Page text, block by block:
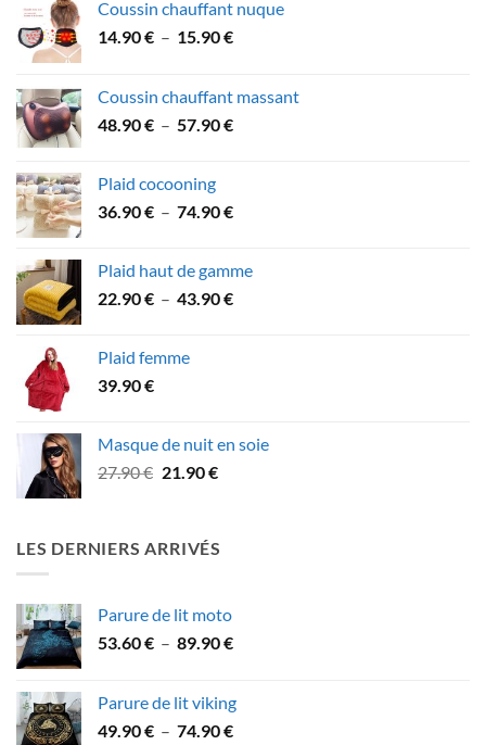
Coussin chauffant nuque
14.90€ – 15.90€Plage
14.90 €
à
Coussin chauffant massant
48.90€ – 57.90€Plage
à
Plaid cocooning
36.90€ – 74.90€Plage
36.90 €
à
Plaid haut de gamme
22.90€ – 43.90€Plage
Plaid femme
39.90€
Masque de nuit en soie
27.90€ Le
était :
27.90 €.
21.90€Le
est :
21.90 €.
LES DERNIERS ARRIVÉS
Parure de lit moto
53.60€ – 89.90€Plage
53.60 €
à
Parure de lit viking
49.90€ – 74.90€Plage